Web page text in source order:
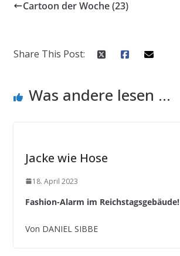
Cartoon der Woche (23)
Share This Post:
Was andere lesen ...
Jacke wie Hose
18. April 2023
Fashion-Alarm im Reichstagsgebäude!
Von DANIEL SIBBE